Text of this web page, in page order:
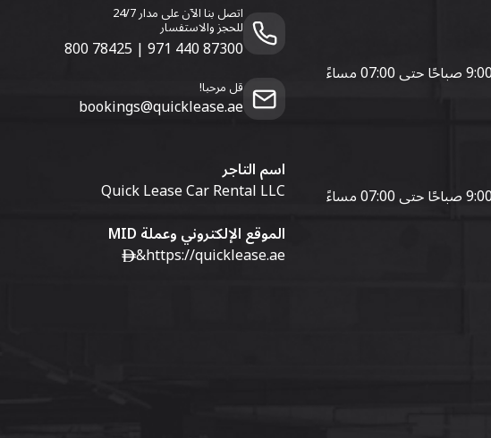
اتصل بنا الآن على مدار 24/7
للحجز والاستفسار
800 78425 | 971 440 87300
قل مرحبا!
bookings@quicklease.ae
اسم التاجر
Quick Lease Car Rental LLC
الموقع الإلكتروني وعملة MID
https://quicklease.ae
&